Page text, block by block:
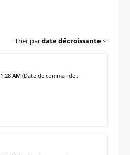
Trier pardate décroissante
AM (Date de commande :